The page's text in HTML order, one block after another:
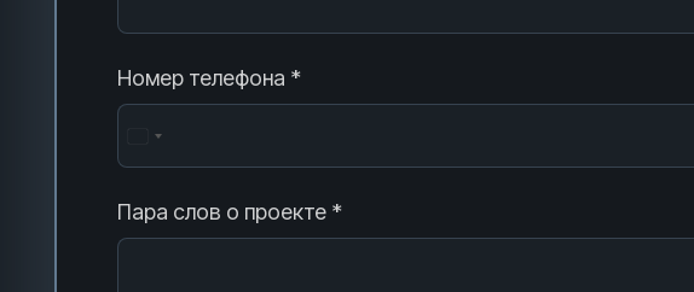
Номер телефона *
Пара слов о проекте *